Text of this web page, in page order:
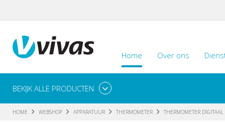
Home Over ons
BEKIJK ALLE PRODUCTEN
HOME WEBSHOP APPARATUUR THERMOMETER THERMOMETER DIGITAAL